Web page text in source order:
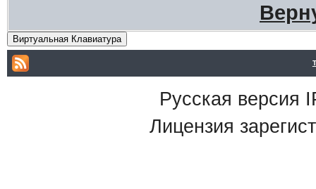
Виртуальная Клавиатура
Русская версия
Лицензия